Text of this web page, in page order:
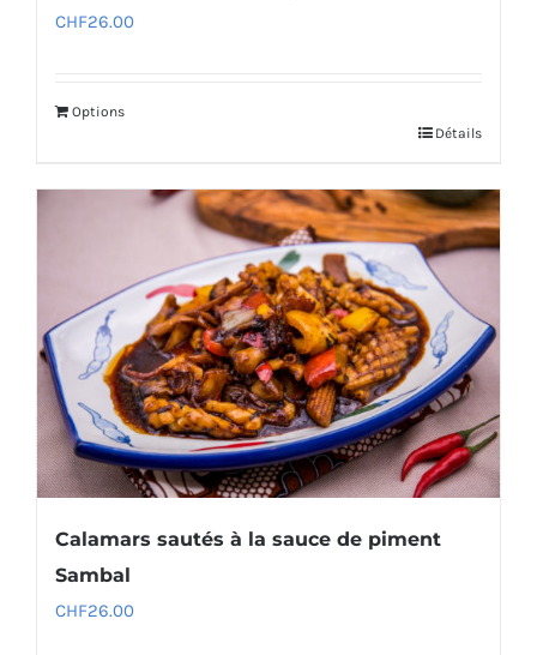
CHF26.00
Options
Détails
Calamars sautés à la sauce de piment
Sambal
CHF26.00